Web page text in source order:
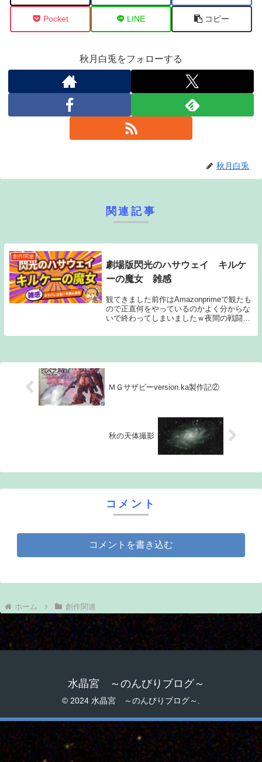
Pocket LINE コピー
秋月白兎をフォローする
秋月白兎
関連記事
創作関連
劇場版閃光のハサウェイ キルケ
ーの魔女 雑感
観てきました前作はAmazonprimeで観たも
ので正直何をやっているのかよく分からな
いで終わってしまいましたｗ夜間の戦闘シ
ツも暗い色合いで描かれていたんですね。
ＭＧサザビーversion.ka製作記②
秋の天体撮影
コメント
コメントを書き込む
ホーム 創作関連
水晶宮 ～のんびりブログ～
© 2024 水晶宮 ～のんびりブログ～.